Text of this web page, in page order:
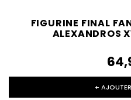
FIGURINE FINAL
ALEXANDROS
+